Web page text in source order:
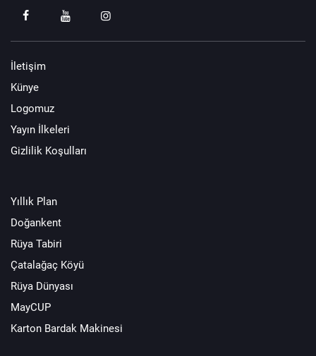
İletişim
Künye
Logomuz
Yayın İlkeleri
Gizlilik Koşulları
Yıllık Plan
Doğankent
Rüya Tabiri
Çatalağaç Köyü
Rüya Dünyası
MayCUP
Karton Bardak Makinesi